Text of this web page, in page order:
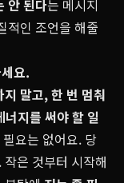
안 된다는 메시지
적인 조언을 해줄
요.
지 말고, 한 번 멈춰
지를 써야 할 일
요는 없어요. 당
은 것부터 시작해